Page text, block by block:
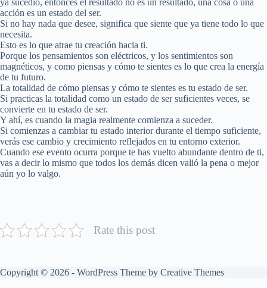
acción es un estado del ser.
Si no hay nada que desee, significa que siente que ya tiene todo lo que
necesita.
Esto es lo que atrae tu creación hacia ti.
Porque los pensamientos son eléctricos, y los sentimientos son
magnéticos, y como piensas y cómo te sientes es lo que crea la energía
de tu futuro.
La totalidad de cómo piensas y cómo te sientes es tu estado de ser.
Si practicas la totalidad como un estado de ser suficientes veces, se
convierte en tu estado de ser.
Y ahí, es cuando la magia realmente comienza a suceder.
Si comienzas a cambiar tu estado interior durante el tiempo suficiente,
verás ese cambio y crecimiento reflejados en tu entorno exterior.
Cuando ese evento ocurra porque te has vuelto abundante dentro de ti,
vas a decir lo mismo que todos los demás dicen valió la pena o mejor
aún yo lo valgo.
Rate this post
Copyright © 2026 - WordPress Theme by Creative Themes